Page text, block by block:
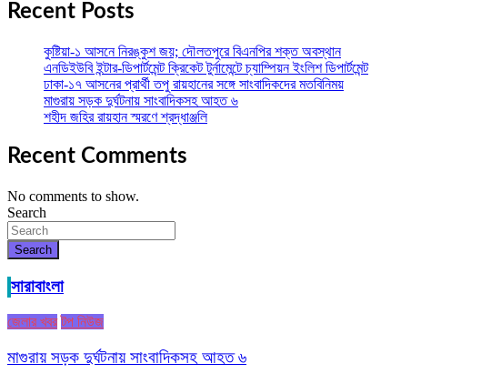
Recent Posts
কুষ্টিয়া-১ আসনে নিরঙ্কুশ জয়; দৌলতপুরে বিএনপির শক্ত অবস্থান
এনডিইউবি ইন্টার-ডিপার্টমেন্ট ক্রিকেট টুর্নামেন্টে চ্যাম্পিয়ন ইংলিশ ডিপার্টমেন্ট
ঢাকা-১৭ আসনের প্রার্থী তপু রায়হানের সঙ্গে সাংবাদিকদের মতবিনিময়
মাগুরায় সড়ক দুর্ঘটনায় সাংবাদিকসহ আহত ৬
শহীদ জহির রায়হান স্মরণে শ্রদ্ধাঞ্জলি
Recent Comments
No comments to show.
Search
Search
সারাবাংলা
জেলার খবর টপ নিউজ
মাগুরায় সড়ক দুর্ঘটনায় সাংবাদিকসহ আহত ৬